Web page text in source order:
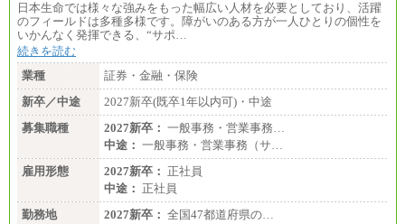
日本生命では様々な強みをもった幅広い人材を必要としており、活躍
のフィールドは多種多様です。障がいのある方が一人ひとりの個性を
いかんなく発揮できる、“サポ…
続きを読む
業種
証券・金融・保険
新卒／中途
2027新卒(既卒1年以内可)・中途
募集職種
2027新卒： 一般事務・営業事務…
中途： 一般事務・営業事務（サ…
雇用形態
2027新卒： 正社員
中途： 正社員
勤務地
2027新卒： 全国47都道府県の…